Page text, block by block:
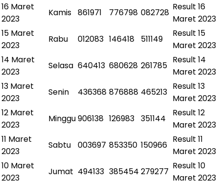
16 Maret
2023
Kamis 861971 776798 082728
Result 16
Maret 2023
15 Maret
2023
Rabu 012083 146418 511149
Result 15
Maret 2023
14 Maret
2023
Selasa 640413 680628 261785
Result 14
Maret 2023
13 Maret
2023
Senin 436368 876888 465213
Result 13
Maret 2023
12 Maret
2023
Minggu906138 126983 351144
Result 12
Maret 2023
11 Maret
2023
Sabtu 003697 853350 150966
Result 11
Maret 2023
10 Maret
2023
Jumat 494133 385454 279277
Result 10
Maret 2023